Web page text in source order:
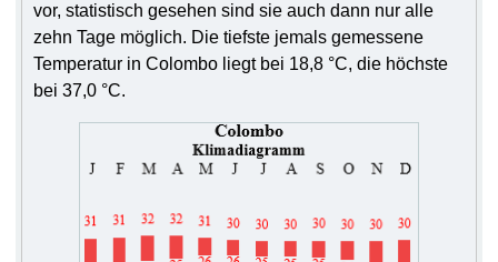
vor, statistisch gesehen sind sie auch dann nur alle
zehn Tage möglich. Die tiefste jemals gemessene
Temperatur in Colombo liegt bei 18,8 °C, die höchste
bei 37,0 °C.